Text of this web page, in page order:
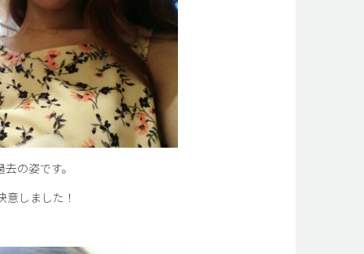
の姿です。
しました！